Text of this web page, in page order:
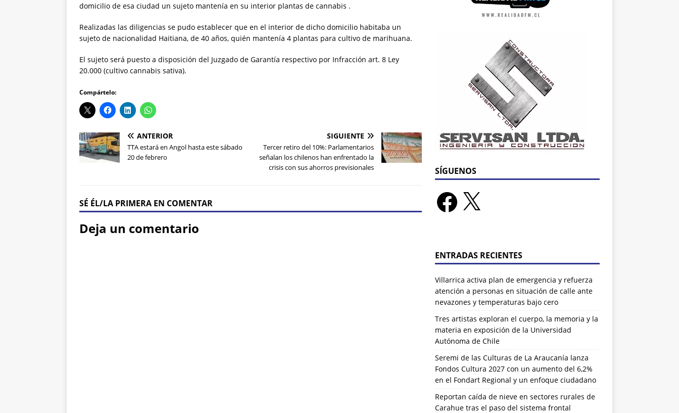
domicilio de esa ciudad un sujeto mantenía en su interior plantas de cannabis .
Realizadas las diligencias se pudo establecer que en el interior de dicho domicilio habitaba un
sujeto de nacionalidad Haitiana, de 40 años, quién mantenía 4 plantas para cultivo de marihuana.
El sujeto será puesto a disposición del Juzgado de Garantía respectivo por Infracción art. 8 Ley
20.000 (cultivo cannabis sativa).
Compártelo:
ANTERIOR
TTA estará en Angol hasta este sábado
20 de febrero
SIGUIENTE
Tercer retiro del 10%: Parlamentarios
señalan los chilenos han enfrentado la
crisis con sus ahorros previsionales
SÉ ÉL/LA PRIMERA EN COMENTAR
Deja un comentario
SÍGUENOS
ENTRADAS RECIENTES
Villarrica activa plan de emergencia y refuerza
atención a personas en situación de calle ante
nevazones y temperaturas bajo cero
Tres artistas exploran el cuerpo, la memoria y la
materia en exposición de la Universidad
Autónoma de Chile
Seremi de las Culturas de La Araucanía lanza
Fondos Cultura 2027 con un aumento del 6,2%
en el Fondart Regional y un enfoque ciudadano
Reportan caída de nieve en sectores rurales de
Carahue tras el paso del sistema frontal